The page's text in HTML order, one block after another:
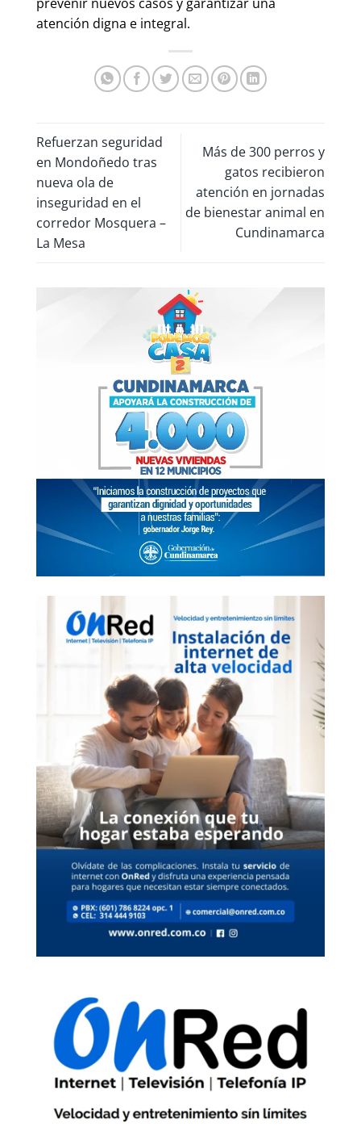
atención digna e integral.
Refuerzan seguridad
en Mondoñedo tras
nueva ola de
inseguridad en el
corredor Mosquera –
La Mesa
Más de 300 perros y
gatos recibieron
atención en jornadas
de bienestar animal en
Cundinamarca